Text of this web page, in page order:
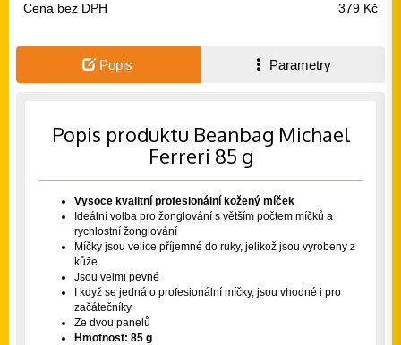
Cena bez DPH 379 Kč
Popis Parametry
Popis produktu Beanbag Michael
Ferreri 85 g
Vysoce kvalitní profesionální kožený míček
Ideální volba pro žonglování s větším počtem míčků a
rychlostní žonglování
Míčky jsou velice příjemné do ruky, jelikož jsou vyrobeny z
kůže
Jsou velmi pevné
I když se jedná o profesionální míčky, jsou vhodné i pro
začátečníky
Ze dvou panelů
Hmotnost: 85 g